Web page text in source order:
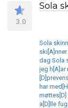
3.0
Sola
Sola
dag Sola
jeg h[A]ar
har
møttes[D]
a[D]lle